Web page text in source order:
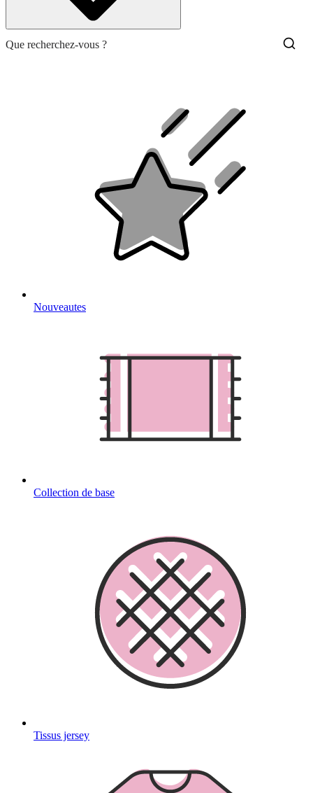
Nouveautes
Collection de base
Tissus jersey